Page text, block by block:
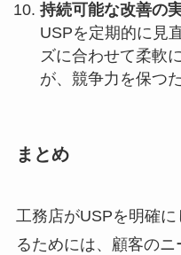
持続可能な改善の
USPを定期的に見
ズに合わせて柔軟
が、競争力を保つ
まとめ
工務店がUSPを明確
るためには、顧客の